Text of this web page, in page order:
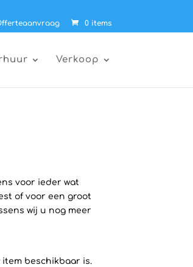
0 items
Verkoop
voor ieder wat
of voor een groot
wij u nog meer
beschikbaar is.